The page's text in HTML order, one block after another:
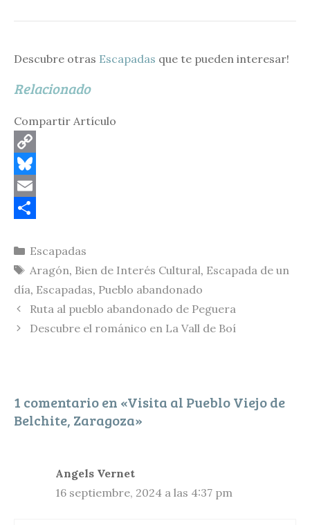
Descubre otras Escapadas que te pueden interesar!
Relacionado
Compartir Artículo
C
o
p
L
i
n
B
e
s
k
E
a
i
l
o
m
p
r
Categorías
Escapadas
Etiquetas
Aragón, Bien de Interés Cultural, Escapada de un
día, Escapadas, Pueblo abandonado
Ruta al pueblo abandonado de Peguera
Descubre el románico en La Vall de Boí
1 comentario en «Visita al Pueblo Viejo de
Belchite, Zaragoza»
Angels Vernet
16 septiembre, 2024 a las 4:37 pm